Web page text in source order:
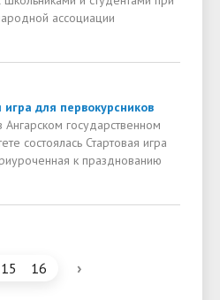
ассоциации
игра для первокурсников
государственном
состоялась Стартовая игра
к празднованию
15 16 ›